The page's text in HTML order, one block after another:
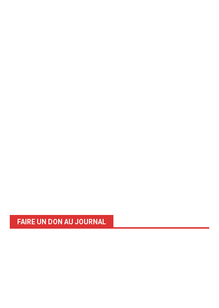
FAIRE UN DON AU JOURNAL